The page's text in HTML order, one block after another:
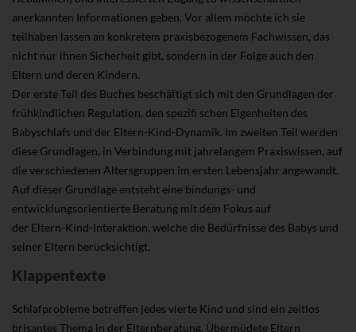
anerkannten Informationen geben. Vor allem möchte ich sie
teilhaben lassen an konkretem praxisbezogenem Fachwissen, das
nicht nur ihnen Sicherheit gibt, sondern in der Folge auch den
Eltern und deren Kindern.
Der erste Teil des Buches beschäftigt sich mit den Grundlagen der
frühkindlichen Regulation, den spezifi schen Eigenheiten des
Babyschlafs und der Eltern-Kind-Dynamik. Im zweiten Teil werden
diese Grundlagen, in Verbindung mit jahrelangem Praxiswissen, auf
die verschiedenen Altersgruppen im ersten Lebensjahr angewandt.
Auf dieser Grundlage entsteht eine bindungs- und
entwicklungsorientierte Beratung mit dem Fokus auf
der Eltern-Kind-Interaktion, welche die Bedürfnisse des Babys und
seiner Eltern berücksichtigt.
Klappentexte
Schlafprobleme betreffen jedes vierte Kind und sind ein zeitlos
brisantes Thema in der Elternberatung. Übermüdete Eltern